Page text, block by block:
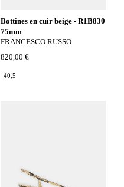
Bottines en cuir beige - R1B830
75mm
FRANCESCO RUSSO
820,00 €
40,5